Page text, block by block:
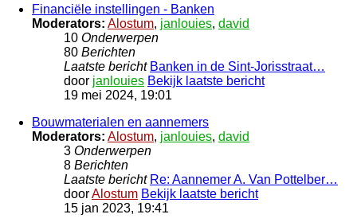
Financiële instellingen - Banken
Moderators: Alostum, janlouies, david
10 Onderwerpen
80 Berichten
Laatste bericht Banken in de Sint-Jorisstraat…
door janlouies Bekijk laatste bericht
19 mei 2024, 19:01
Bouwmaterialen en aannemers
Moderators: Alostum, janlouies, david
3 Onderwerpen
8 Berichten
Laatste bericht Re: Aannemer A. Van Pottelber…
doorAlostum Bekijk laatste bericht
15 jan 2023, 19:41